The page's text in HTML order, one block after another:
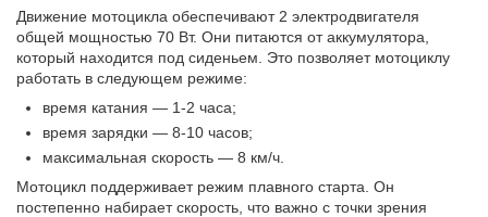
Движение мотоцикла обеспечивают 2 электродвигателя
общей мощностью 70 Вт. Они питаются отаккумулятора
который находится под сиденьем. Это позволяет мотоциклу
работать в следующем режиме:
время катания — 1-2 часа;
время зарядки — 8-10 часов;
максимальная скорость — 8 км/ч.
Мотоцикл поддерживает режим плавного старта. Он
постепенно набирает скорость, что важно с точки зрения